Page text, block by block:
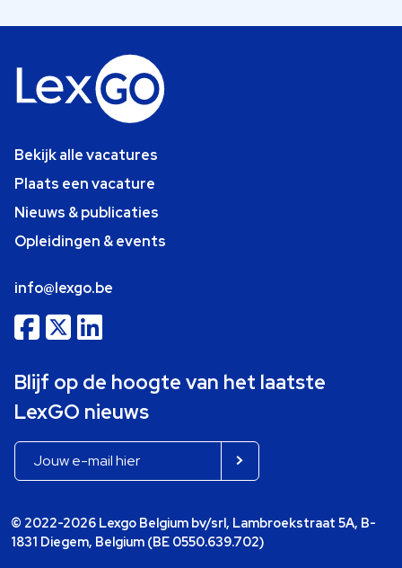
Bekijk alle vacatures
Plaats een vacature
Nieuws & publicaties
Opleidingen & events
info@lexgo.be
Blijf op de hoogte van het laatste
LexGO nieuws
© 2022-2026 Lexgo Belgium bv/srl, Lambroekstraat 5A, B-
1831 Diegem, Belgium (BE 0550.639.702)